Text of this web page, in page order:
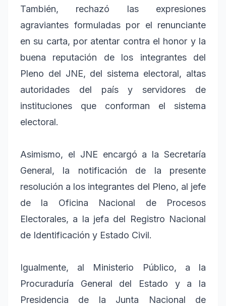
También, rechazó las expresiones
agraviantes formuladas por el renunciante
en su carta, por atentar contra el honor y la
buena reputación de los integrantes del
Pleno del JNE, del sistema electoral, altas
autoridades del país y servidores de
instituciones que conforman el sistema
electoral.
Asimismo, el JNE encargó a la Secretaría
General, la notificación de la presente
resolución a los integrantes del Pleno, al jefe
de la Oficina Nacional de Procesos
Electorales, a la jefa del Registro Nacional
de Identificación y Estado Civil.
Igualmente, al Ministerio Público, a la
Procuraduría General del Estado y a la
Presidencia de la Junta Nacional de